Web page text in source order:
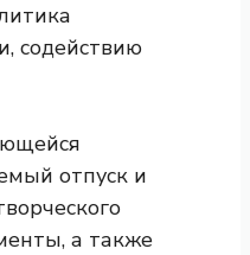
содействию
отпуск и
а также